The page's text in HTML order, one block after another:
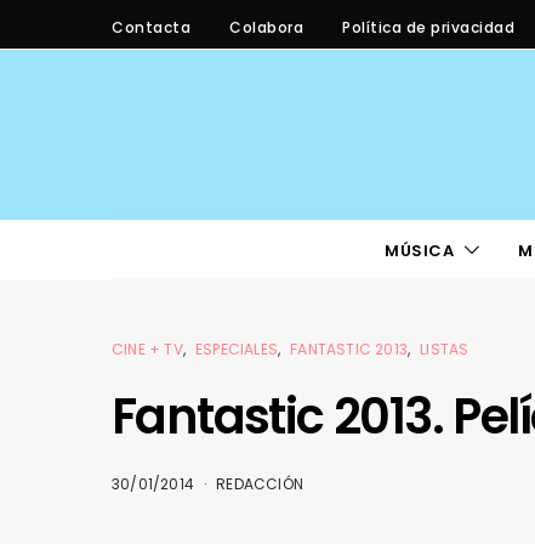
Contacta Colabora Política de privacidad
MÚSICA
CINE + TV ESPECIALES FANTASTIC 2013 LISTAS
Fantastic 2013.
30/01/2014 REDACCIÓN